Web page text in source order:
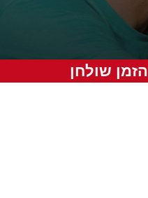
הזמן שולחן